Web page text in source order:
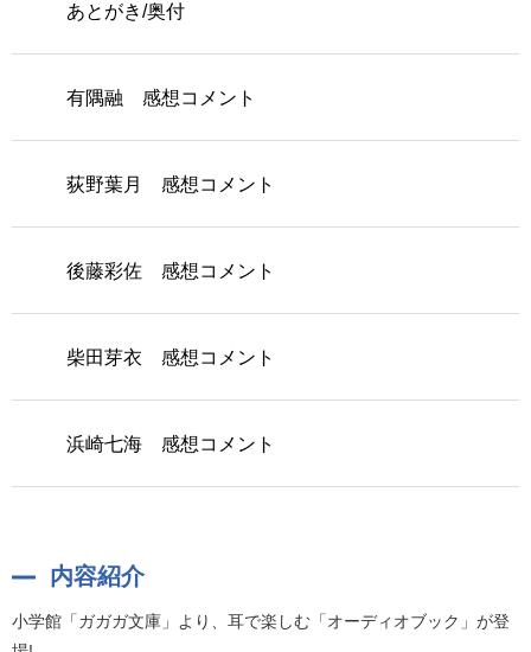
あとがき/奥付
有隅融 感想コメント
荻野葉月 感想コメント
後藤彩佐 感想コメント
柴田芽衣 感想コメント
浜崎七海 感想コメント
内容紹介
小学館「ガガガ文庫」より、耳で楽しむ「オーディオブック」が登